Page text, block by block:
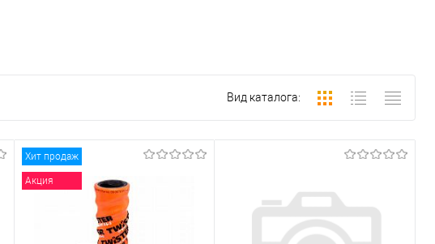
Вид каталога:
Хит продаж
Акция